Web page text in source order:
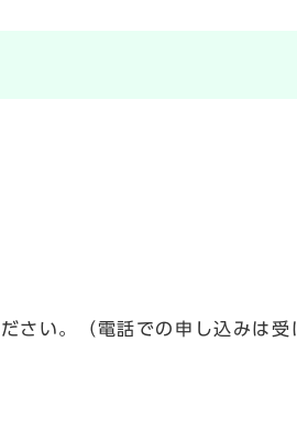
い。（電話での申し込みは受